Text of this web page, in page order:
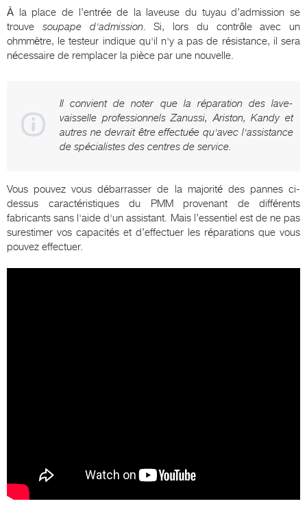
À la place de l’entrée de la laveuse du tuyau d’admission se
trouve soupape d'admission. Si, lors du contrôle avec un
ohmmètre, le testeur indique qu'il n'y a pas de résistance, il sera
nécessaire de remplacer la pièce par une nouvelle.
Il convient de noter que la réparation des lave-
vaisselle professionnels Zanussi, Ariston, Kandy et
autres ne devrait être effectuée qu'avec l'assistance
de spécialistes des centres de service.
Vous pouvez vous débarrasser de la majorité des pannes ci-
dessus caractéristiques du PMM provenant de différents
fabricants sans l'aide d'un assistant. Mais l’essentiel est de ne pas
surestimer vos capacités et d’effectuer les réparations que vous
pouvez effectuer.